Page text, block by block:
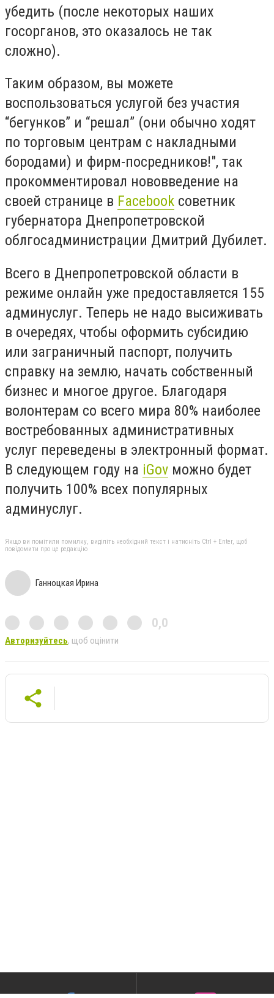
убедить (после некоторых наших
госорганов, это оказалось не так
сложно).
Таким образом, вы можете
воспользоваться услугой без участия
“бегунков” и “решал” (они обычно ходят
по торговым центрам с накладными
бородами) и фирм-посредников!", так
прокомментировал нововведение на
своей странице в Facebook советник
губернатора Днепропетровской
облгосадминистрации Дмитрий Дубилет.
Всего в Днепропетровской области в
режиме онлайн уже предоставляется 155
админуслуг. Теперь не надо высиживать
в очередях, чтобы оформить субсидию
или заграничный паспорт, получить
справку на землю, начать собственный
бизнес и многое другое. Благодаря
волонтерам со всего мира 80% наиболее
востребованных административных
услуг переведены в электронный формат.
В следующем году на iGov можно будет
получить 100% всех популярных
админуслуг.
Якщо ви помітили помилку, виділіть необхідний текст і натисніть Ctrl + Enter, щоб
повідомити про це редакцію
Ганноцкая Ирина
0,0
Авторизуйтесь, щоб оцінити